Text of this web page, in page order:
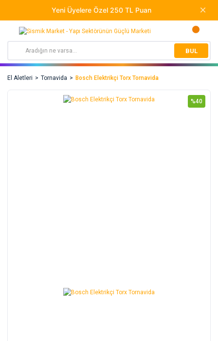
BUL
El Aletleri Tornavida Bosch Elektrikçi Torx Tornavida
%40